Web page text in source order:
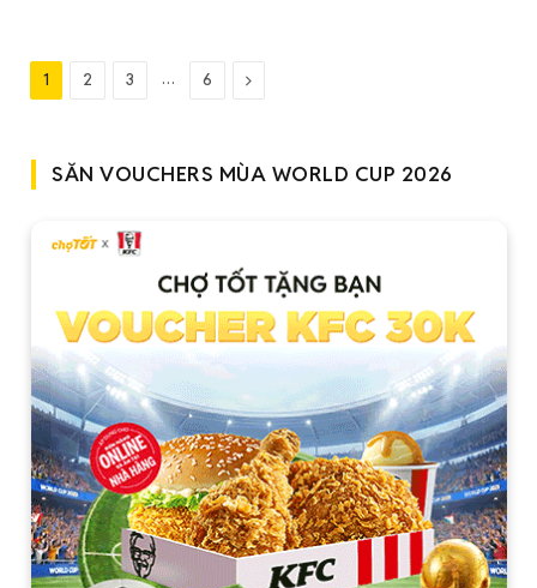
1 2 3 … 6
Tiếp
SĂN VOUCHERS MÙA WORLD CUP 2026